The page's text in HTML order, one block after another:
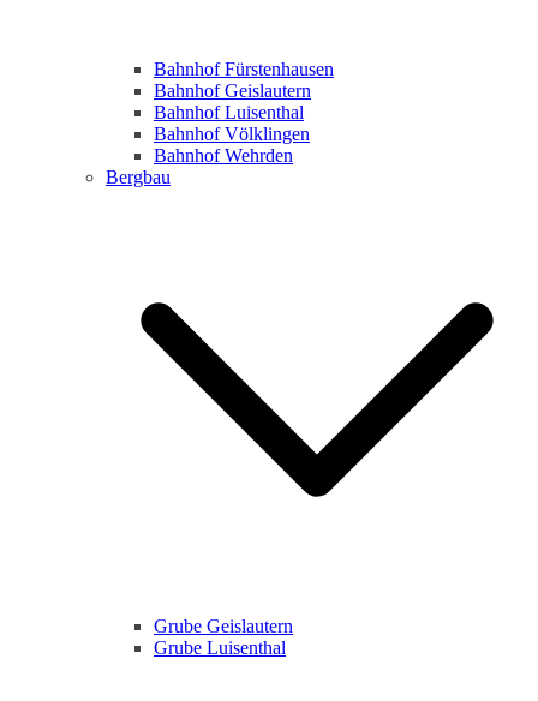
Bahnhof Fürstenhausen
Bahnhof Geislautern
Bahnhof Luisenthal
Bahnhof Völklingen
Bahnhof Wehrden
Bergbau
Grube Geislautern
Grube Luisenthal